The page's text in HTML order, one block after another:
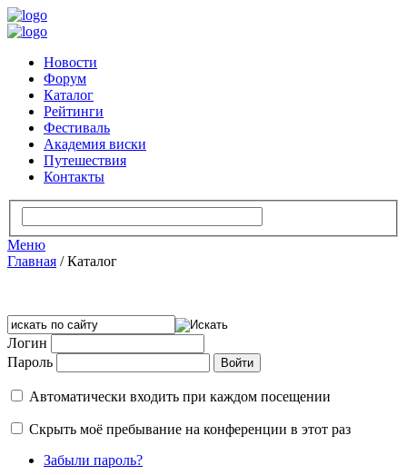
Новости
Форум
Каталог
Рейтинги
Фестиваль
Академия виски
Путешествия
Контакты
Меню
Главная /Каталог
Логин
Пароль
Автоматически входить при каждом посещении
Скрыть моё пребывание на конференции в этот раз
Забыли пароль?